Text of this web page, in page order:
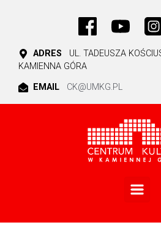
ADRES
UL. TADEUSZA
KAMIENNA GÓRA
EMAIL
CK@UMKG.PL